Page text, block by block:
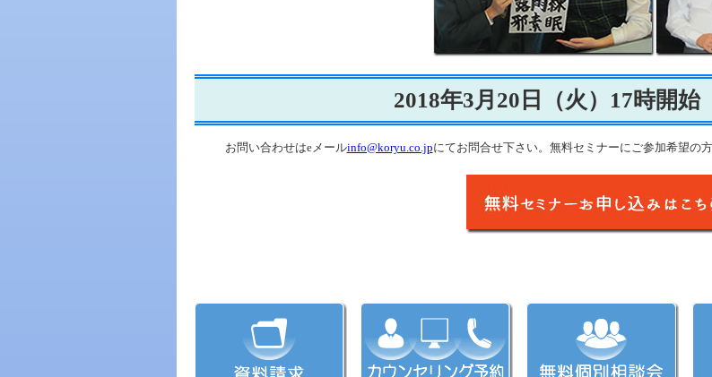
2018年3月20日（火）17時開
お問い合わせはeメールinfo@koryu.co.jpにてお問合せ下さい。無料セミナーにご参加希望の